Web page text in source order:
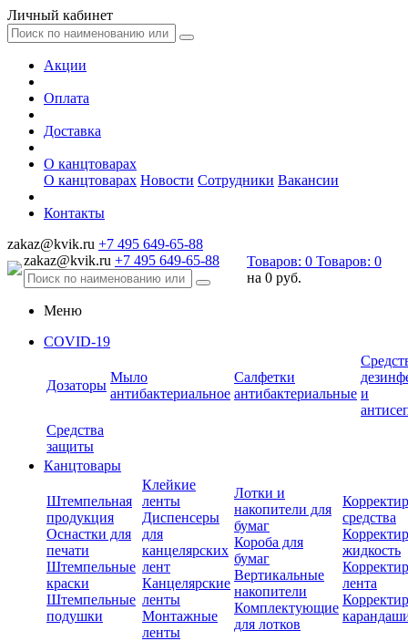
Личный кабинет
Акции
Оплата
Доставка
О канцтоварах
О канцтоварах Новости Сотрудники Вакансии
Контакты
zakaz@kvik.ru +7 495 649-65-88
zakaz@kvik.ru +7 495 649-65-88 Товаров: 0 Товаров: 0
на 0 руб.
Меню
COVID-19
Дозаторы
Мыло
антибактериальное
Салфетки
антибактериальные и
Средства
защиты
Канцтовары
Штемпельная
продукция
Оснастки для
печати
Штемпельные
краски
Штемпельные
подушки
Клейкие
ленты
Диспенсеры
для
канцелярских
лент
Канцелярские
ленты
Монтажные
ленты
Лотки и
накопители для
бумаг
Короба для
бумаг
Вертикальные
накопители
Комплектующие
для лотков
средства
жидкость
лента